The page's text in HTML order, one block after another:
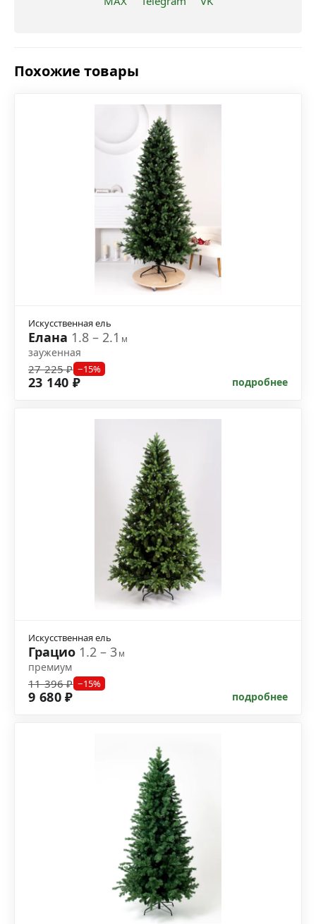
Похожие товары
Искусственная ель
Елана 1.8 – 2.1м
зауженная
27 225 ₽ −15%
23 140 ₽ подробнее
Искусственная ель
Грацио 1.2 – 3м
премиум
11 396 ₽ −15%
9 680 ₽ подробнее